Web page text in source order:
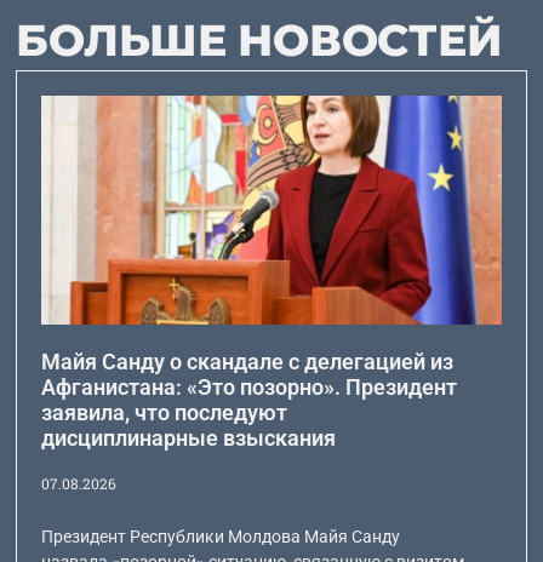
БОЛЬШЕ НОВОСТЕЙ
Майя Санду о скандале с делегацией из
Афганистана: «Это позорно». Президент
заявила, что последуют
дисциплинарные взыскания
07.08.2026
Президент Республики Молдова Майя Санду